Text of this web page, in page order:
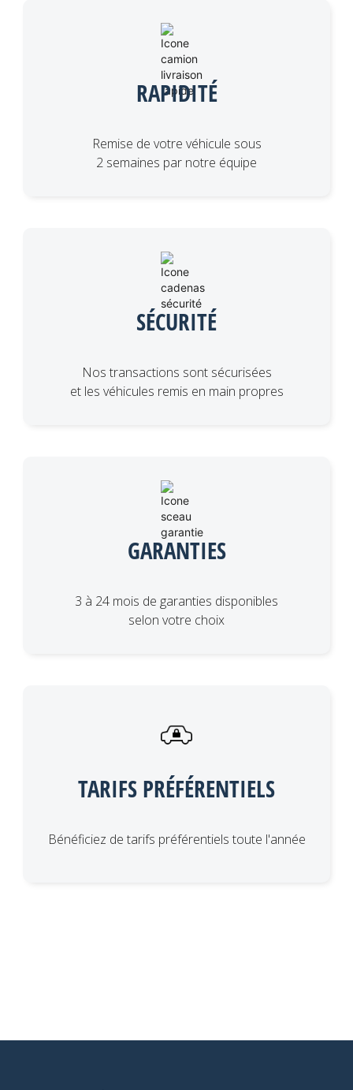
RAPIDITÉ
Remise de votre véhicule sous
2 semaines par notre équipe
SÉCURITÉ
Nos transactions sont sécurisées
et les véhicules remis en main propres
GARANTIES
3 à 24 mois de garanties disponibles
selon votre choix
TARIFS PRÉFÉRENTIELS
Bénéficiez de tarifs préférentiels toute l'année